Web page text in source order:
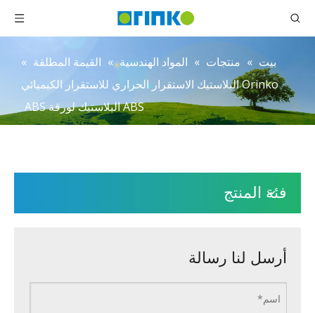
بيت » منتجات » المواد الهندسية » القيمة المطلقة »
Orinko البلاستيك الاستقرار الحراري للاستقرار الكيميائي
ABS البلاستيك لورقة ABS
فئة المنتج
أرسل لنا رسالة